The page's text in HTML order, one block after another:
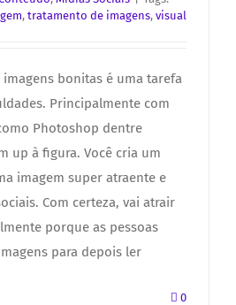
, tratamento de imagens, visual
bonitas é uma tarefa
Principalmente com
Photoshop dentre
up à figura. Você cria um
imagem super atraente e
Com certeza, vai atrair
porque as pessoas
para depois ler
0